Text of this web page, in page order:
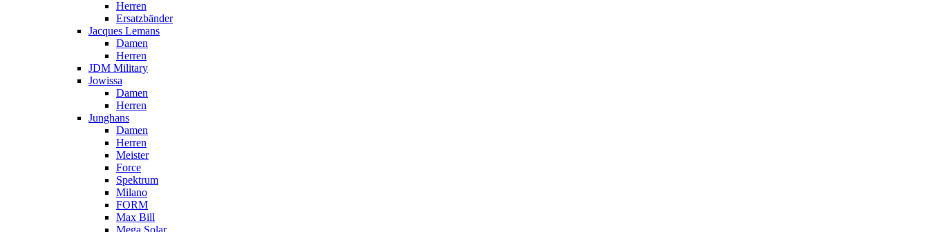
Herren
Ersatzbänder
Jacques Lemans
Damen
Herren
JDM Military
Jowissa
Damen
Herren
Junghans
Damen
Herren
Meister
Force
Spektrum
Milano
FORM
Max Bill
Mega Solar